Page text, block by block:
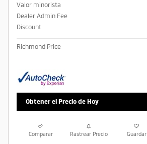
Valor minorista
Dealer Admin Fee
Discount
Richmond Price
Obtener el Precio de Hoy
Comparar Rastrear Precio Guardar